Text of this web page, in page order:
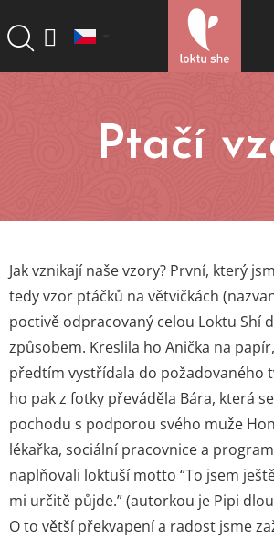
na
obsah
Ptačí
Jak vznikají naše vzory? První, který
tedy vzor ptáčků na větvičkách
poctivě odpracovaný celou Loktu Shí
způsobem. Kreslila ho Anička na
předtím vystřídala do požadovaného
ho pak z fotky převáděla Bára, která
pochodu s podporou svého muže
lékařka, sociální pracovnice a
naplňovali loktuší motto “To jsem
mi určitě půjde.” (autorkou je Pipi
O to větší překvapení a radost jsme